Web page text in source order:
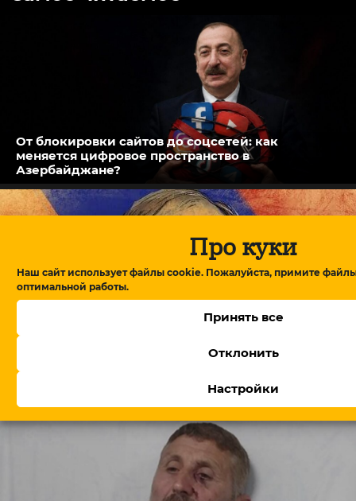
Про куки
Наш сайт использует файлы cookie. Пожалуйста, примите
оптимальной работы.
Принять все
Отклонить
Настройки
От блокировки сайтов до соцсетей: как
меняется цифровое пространство в
Азербайджане?
В Армении утвердили правительство, Пашинян
обещает посты профессионалам